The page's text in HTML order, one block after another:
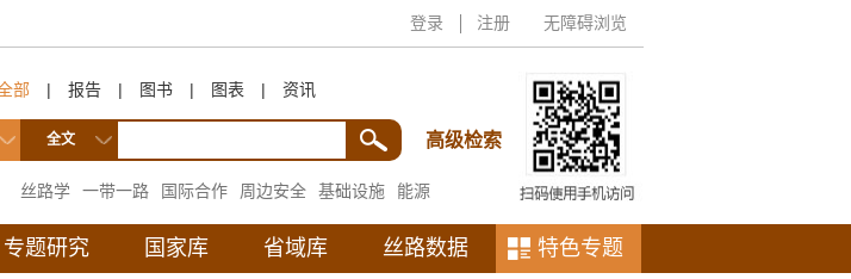
登录 注册 无障碍浏览
部 | 报告 | 图书 | 图表 | 资讯
全文 高级检索
丝路学 一带一路 国际合作 周边安全 基础设施
能源
专题研究 国家库 省域库 丝路数据 特色专题